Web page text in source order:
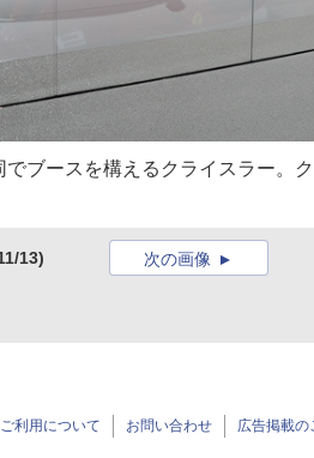
ブースを構えるクライスラー。
13) 次の画像
利用について お問い合わせ 広告掲載の